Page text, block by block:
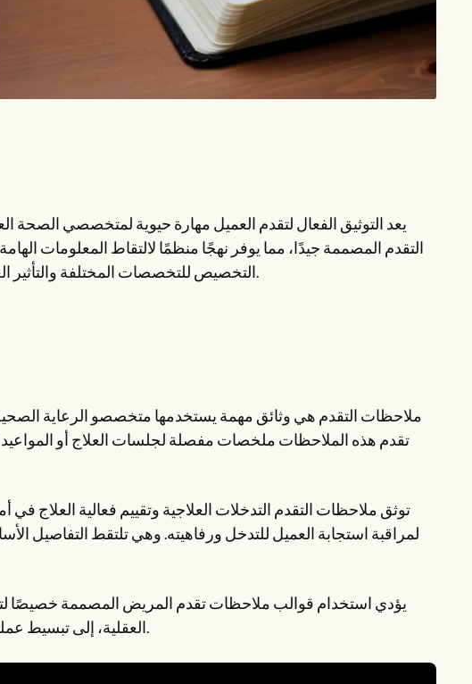
يعد التوثيق الفعال لتقدم العميل مهارة حيوية لمتخصصي
التقدم المصممة جيدًا، مما يوفر نهجًا منظمًا لالتقاط المعلومات
التخصيص للتخصصات المختلفة والتأثير العام على رعاية العملاء والتواصل داخل فرق الرعاية الصحية.
ملاحظات التقدم هي وثائق مهمة يستخدمها متخصصو الرعاية
تقدم هذه الملاحظات ملخصات مفصلة لجلسات العلاج أو
توثق ملاحظات التقدم التدخلات العلاجية وتقييم فعالية العلاج
لمراقبة استجابة العميل للتدخل ورفاهيته. وهي تلتقط التفاصيل
يؤدي استخدام قوالب ملاحظات تقدم المريض المصممة خصيصًا
العقلية، إلى تبسيط عملية التوثيق وضمان الاتساق في تسجيل المعلومات الأساسية.